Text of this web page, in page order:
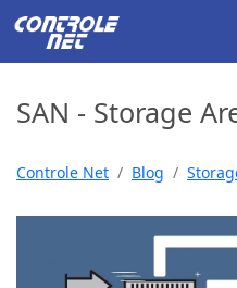
SAN - Storage
Controle Net Blog